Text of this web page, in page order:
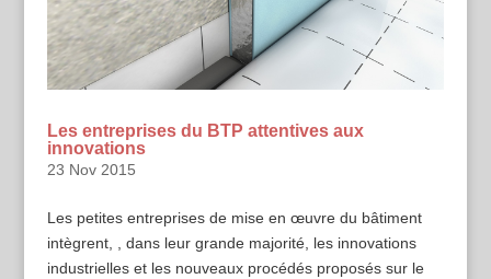
Les entreprises du BTP attentives aux
innovations
23 Nov 2015
Les petites entreprises de mise en œuvre du bâtiment
intègrent, , dans leur grande majorité, les innovations
industrielles et les nouveaux procédés proposés sur le